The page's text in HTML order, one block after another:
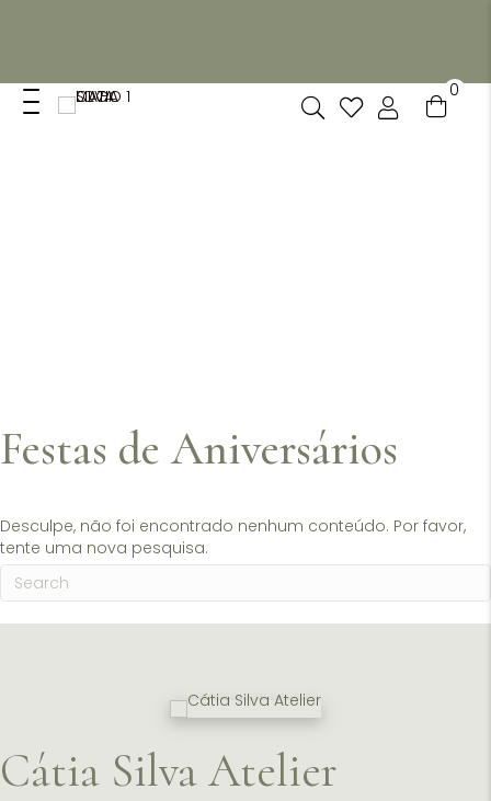
0
Festas de Aniversários
Desculpe, não foi encontrado nenhum conteúdo. Por favor,
tente uma nova pesquisa.
Cátia Silva Atelier